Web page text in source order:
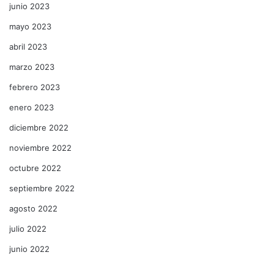
junio 2023
mayo 2023
abril 2023
marzo 2023
febrero 2023
enero 2023
diciembre 2022
noviembre 2022
octubre 2022
septiembre 2022
agosto 2022
julio 2022
junio 2022